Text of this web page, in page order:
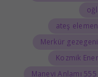
ateş
Merkür gezegeni
Kozmik
555 Manevi Anlamı